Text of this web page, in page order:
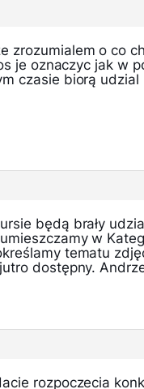
zrozumialem o co
je oznaczyc jak w
czasie biorą
będą brały
w
tematu
dostępny.
rozpoczecia